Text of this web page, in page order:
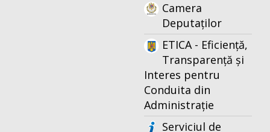
Camera
Deputaților
ETICA - Eficiență,
Transparență și
Interes pentru
Conduita din
Administrație
Serviciul de